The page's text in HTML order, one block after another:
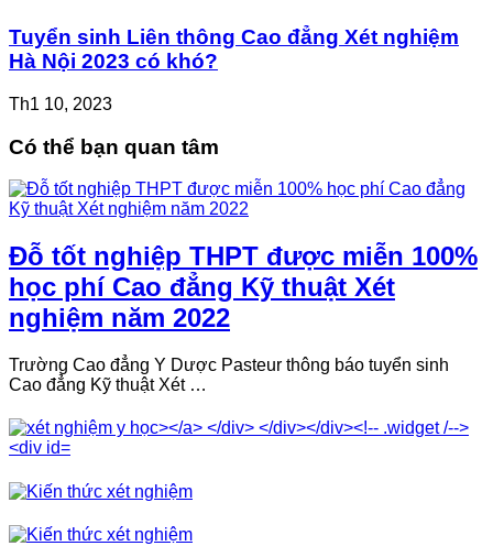
Tuyển sinh Liên thông Cao đẳng Xét nghiệm
Hà Nội 2023 có khó?
Th1 10, 2023
Có thể bạn quan tâm
Đỗ tốt nghiệp THPT được miễn 100%
học phí Cao đẳng Kỹ thuật Xét
nghiệm năm 2022
Trường Cao đẳng Y Dược Pasteur thông báo tuyển sinh
Cao đẳng Kỹ thuật Xét …